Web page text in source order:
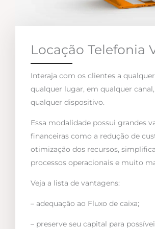
Locação Telefonia
Interaja com os clientes a
qualquer lugar, em qualquer
qualquer dispositivo.
Essa modalidade possui grandes
financeiras como a redução de
otimização dos recursos,
processos operacionais e muito
Veja a lista de vantagens:
– adequação ao Fluxo de caixa;
– preserve seu capital para